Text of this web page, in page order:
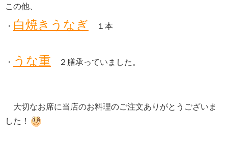
この他、
・ 白焼きうなぎ １本
・ うな重 ２膳承っていました。
大切なお席に当店のお料理のご注文ありがとうございま
した！